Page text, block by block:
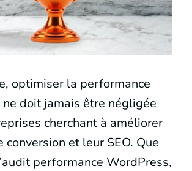
optimiser la performance
doit jamais être négligée
cherchant à améliorer
conversion et leur SEO. Que
performance WordPress,